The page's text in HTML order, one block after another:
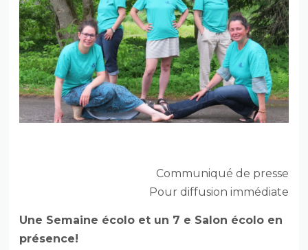
Communiqué de presse
Pour diffusion immédiate
Une Semaine écolo et un 7 e Salon écolo en
présence!